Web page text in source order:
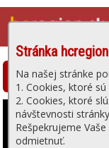
Stránka
Na našej stránke
1. Cookies, ktoré
2. Cookies, ktoré
návštevnosti
Rešpekrujeme
odmietnuť.
Hlohovská